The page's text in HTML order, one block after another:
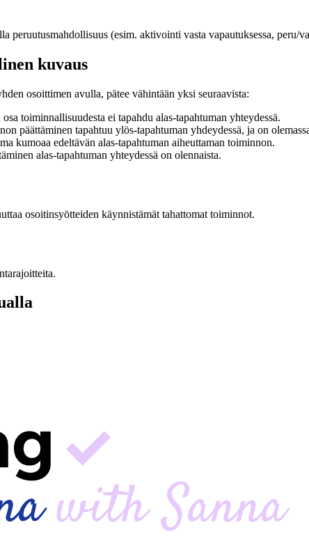
peruutusmahdollisuus (esim. aktivointi vasta vapautuksessa,
kuvaus
osoittimen avulla, pätee vähintään yksi seuraavista:
toiminnallisuudesta ei tapahdu alas-tapahtuman yhteydessä.
päättäminen tapahtuu ylös-tapahtuman yhdeydessä, ja on
kumoaa edeltävän alas-tapahtuman aiheuttaman toiminnon.
alas-tapahtuman yhteydessä on olennaista.
osoitinsyötteiden käynnistämät tahattomat toiminnot.